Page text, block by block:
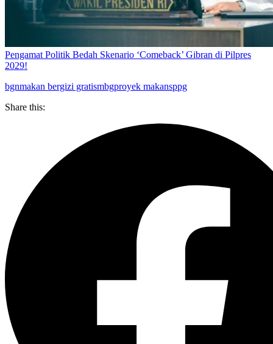
Pengamat Politik Bedah Skenario ‘Comeback’ Gibran di Pilpres
2029!
bgnmakan bergizi gratismbgproyek makansppg
Share this: